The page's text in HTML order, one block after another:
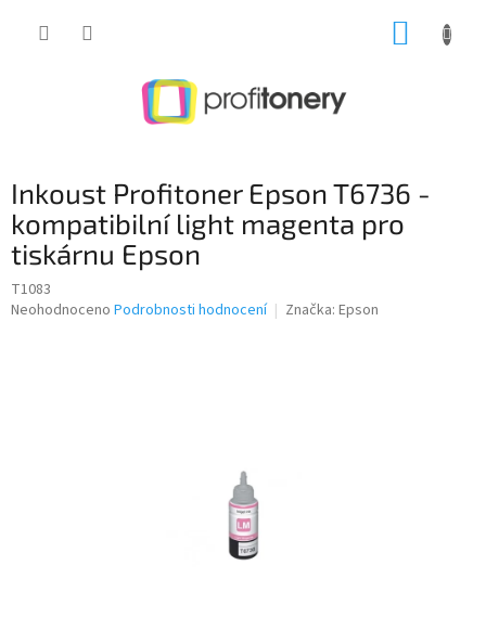
Inkoust Profitoner Epson T6736 -
kompatibilní light magenta pro
tiskárnu Epson
T1083
Průměrné
Neohodnoceno Podrobnosti hodnocení Značka: Epson